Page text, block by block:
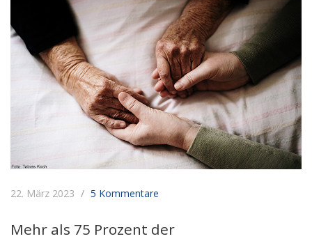
22. März 2023 5 Kommentare
Mehr als 75 Prozent der